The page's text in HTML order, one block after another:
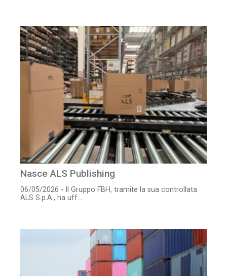
Nasce ALS Publishing
06/05/2026 - Il Gruppo FBH, tramite la sua controllata
ALS S.p.A., ha uff...